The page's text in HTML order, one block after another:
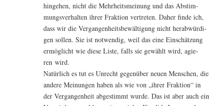
hin­ge­hen, nicht die Mehr­heits­mei­nung und das Abstim­
mungs­ver­hal­ten ihrer Frak­ti­on ver­tre­ten. Daher fin­de ich,
dass wir die Ver­gan­gen­heits­be­wäl­ti­gung nicht her­ab­wür­di­
gen sol­len. Sie ist not­wen­dig, weil das eine Ein­schät­zung
ermög­licht wie die­se Lis­te, falls sie gewählt wird, agie­
ren wird.
Natür­lich es tut es Unrecht gegen­über neu­en Men­schen, die
ande­re Mei­nun­gen haben als wie von „ihrer Frak­ti­on“ in
der Ver­gan­gen­heit abge­stimmt wur­de. Das ist aber auch ein